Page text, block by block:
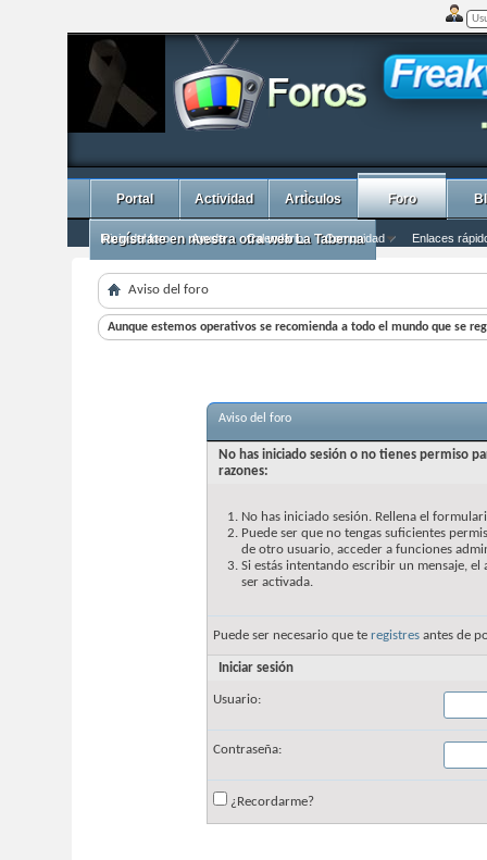
Portal Actividad ArtÌculos Foro
Inicio del foro Ayuda Calendario Comunidad Enlaces
Regístrate en nuestra otra web La Taberna
Aviso del foro
Aunque estemos operativos se recomienda a todo el mundo que se
Aviso del foro
No has iniciado sesión o no tienes permiso
razones:
No has iniciado sesión. Rellena el
Puede ser que no tengas suficientes
de otro usuario, acceder a funciones
Si estás intentando escribir un mensaje,
ser activada.
Puede ser necesario que te registres antes de
Iniciar sesión
Usuario:
Contraseña:
¿Recordarme?